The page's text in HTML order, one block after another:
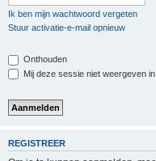
Ik ben mijn wachtwoord vergeten
Stuur activatie-e-mail opnieuw
Onthouden
Mij deze sessie niet weergeven
REGISTREER